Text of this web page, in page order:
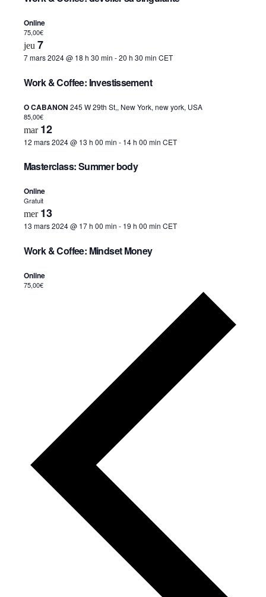
Online
75,00€
jeu 7
7 mars 2024 @ 18 h 30 min -20 h 30 min CET
Work & Coffee: Investissement
O CABANON 245 W 29th St,, New York, new york, USA
85,00€
mar 12
12 mars 2024 @ 13 h 00 min - 14 h 00 min CET
Masterclass: Summer body
Online
Gratuit
mer 13
13 mars 2024 @ 17 h 00 min - 19 h 00 min CET
Work & Coffee: Mindset Money
Online
75,00€